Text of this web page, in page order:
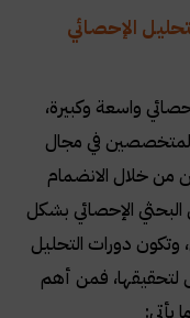
الإحصائي
واسعة وكبيرة،
المتخصصين في مجال
من خلال الانضمام
البحثي الإحصائي بشكل
دورات التحليل
لتحقيقها، فمن أهم
يأتي: